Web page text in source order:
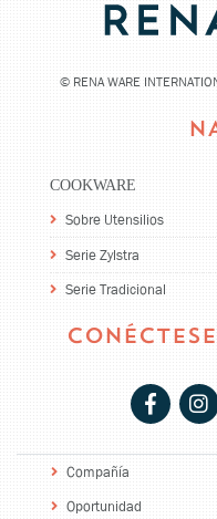
© RENA WARE
COOKWARE
Sobre Utensilios
Serie Zylstra
Serie Tradicional
Compañía
Oportunidad